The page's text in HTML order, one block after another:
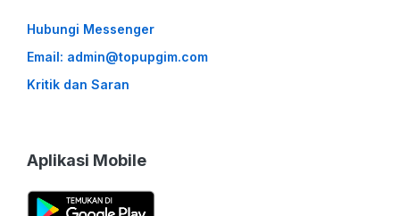
Hubungi Messenger
Email: admin@topupgim.com
Kritik dan Saran
Aplikasi Mobile